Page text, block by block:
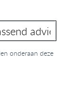
onderaan deze